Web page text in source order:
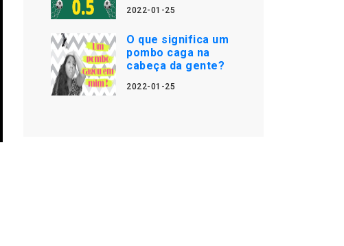
2022-01-25
O que significa um
pombo caga na
cabeça da gente?
2022-01-25